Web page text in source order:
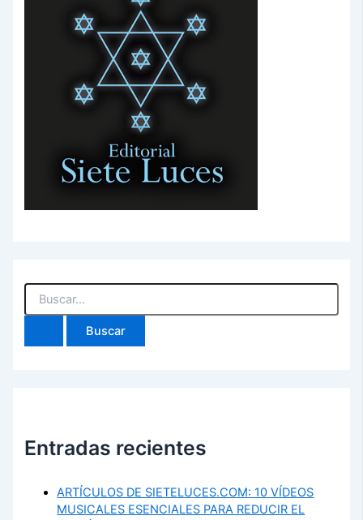
Buscar
por:
Entradas recientes
ARTÍCULOS DE SIETELUCES.COM: 10 VÍDEOS
MUSICALES ESENCIALES PARA REDUCIR EL